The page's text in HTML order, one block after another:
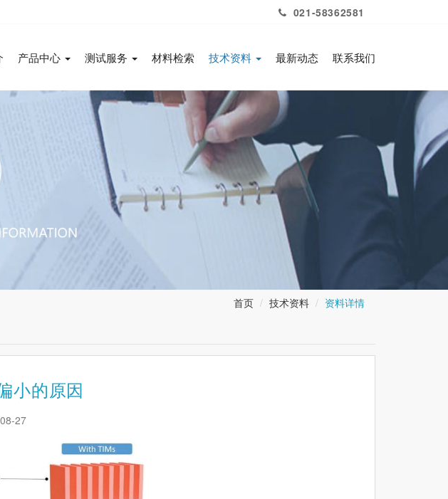
021-58362581
产品中心 测试服务 材料检索 技术资料 最新动态 联系我们
首页 技术资料 资料详情
小的原因
27